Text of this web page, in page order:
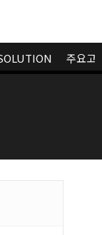
주요고